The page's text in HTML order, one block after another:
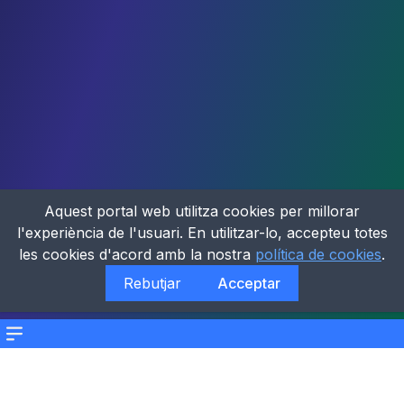
Menu
Aquest portal web utilitza cookies per millorar
l'experiència de l'usuari. En utilitzar-lo, accepteu totes
les cookies d'acord amb la nostra política de cookies.
Rebutjar
Acceptar